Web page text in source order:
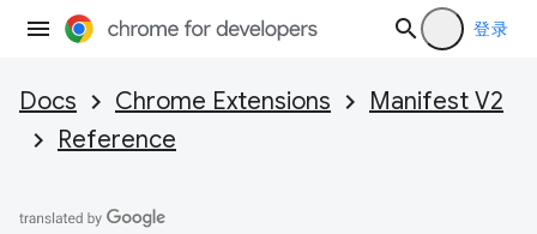
登录
Docs Chrome Extensions
Manifest V2
Reference